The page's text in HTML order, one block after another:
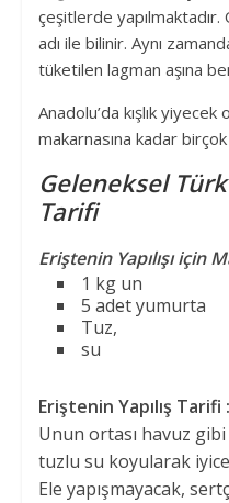
çeşitlerde
adı ile bilinir. Aynı
tüketilen lagman aşına
Anadolu’da kışlık
makarnasına kadar
Geleneksel
Tarifi
Eriştenin Yapılışı için
1 kg un
5 adet yumurta
Tuz,
su
Eriştenin Yapılış Tarifi :
Unun ortası havuz gibi
tuzlu su koyularak
Ele yapışmayacak,